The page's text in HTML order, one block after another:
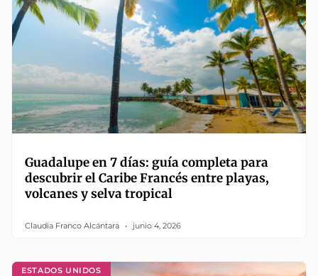
Guadalupe en 7 días: guía completa para
descubrir el Caribe Francés entre playas,
volcanes y selva tropical
Claudia Franco Alcántara junio 4, 2026
ESTADOS UNIDOS